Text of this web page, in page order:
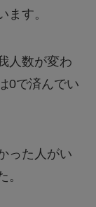
ます。
人数が変わ
0で済んでい
った人がい
。